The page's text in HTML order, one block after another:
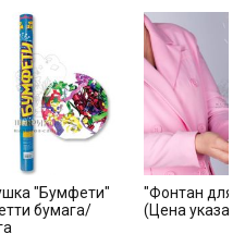
"Бумфети"
бумага/
"Фонтан для
(Цена